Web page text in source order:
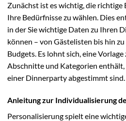
Zunächst ist es wichtig, die richtige
Ihre Bedürfnisse zu wählen. Dies
in der Sie wichtige Daten zu Ihren
können – von Gästelisten bis hin
Budgets. Es lohnt sich, eine
Abschnitte und Kategorien enthält,
einer Dinnerparty abgestimmt sind.
Anleitung zur Individualisierung
Personalisierung spielt eine